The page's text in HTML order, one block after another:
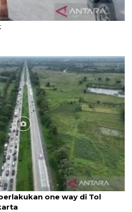
"one way" bertahap
one way di Tol